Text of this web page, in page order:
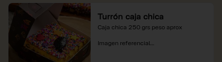
Turrón caja chica
Caja chica 250 grs peso aprox
Imagen referencial